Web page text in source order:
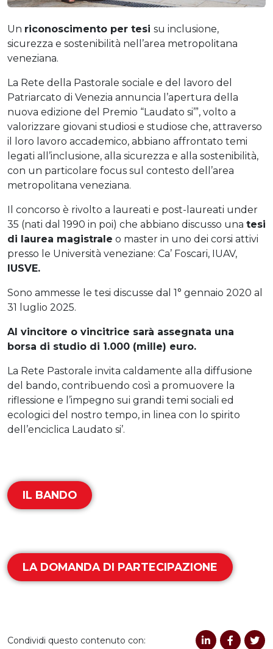
Un riconoscimento per tesi su inclusione,
sicurezza e sostenibilità nell’area metropolitana
veneziana.
La Rete della Pastorale sociale e del lavoro del
Patriarcato di Venezia annuncia l’apertura della
nuova edizione del Premio “Laudato si’”, volto a
valorizzare giovani studiosi e studiose che, attraverso
il loro lavoro accademico, abbiano affrontato temi
legati all’inclusione, alla sicurezza e alla sostenibilità,
con un particolare focus sul contesto dell’area
metropolitana veneziana.
Il concorso è rivolto a laureati e post-laureati under
35 (nati dal 1990 in poi) che abbiano discusso una tesi
di laurea magistrale o master in uno dei corsi attivi
presso le Università veneziane: Ca’ Foscari, IUAV,
IUSVE.
Sono ammesse le tesi discusse dal 1° gennaio 2020 al
31 luglio 2025.
Al vincitore o vincitrice sarà assegnata una
borsa di studio di 1.000 (mille) euro.
La Rete Pastorale invita caldamente alla diffusione
del bando, contribuendo così a promuovere la
riflessione e l’impegno sui grandi temi sociali ed
ecologici del nostro tempo, in linea con lo spirito
dell’enciclica Laudato si’.
IL BANDO
LA DOMANDA DI PARTECIPAZIONE
Condividi questo contenuto con: